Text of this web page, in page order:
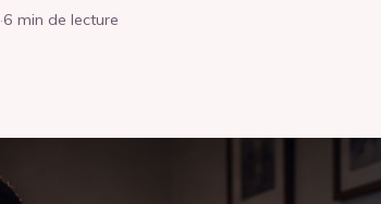
·6 min de lecture